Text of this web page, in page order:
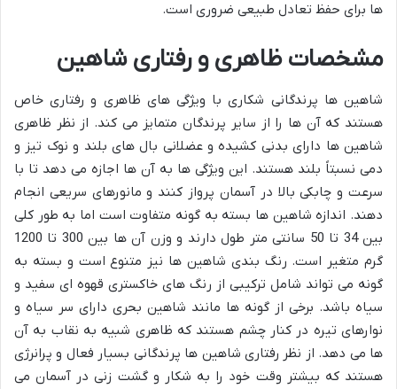
ها برای حفظ تعادل طبیعی ضروری است.
مشخصات ظاهری و رفتاری شاهین
شاهین ها پرندگانی شکاری با ویژگی های ظاهری و رفتاری خاص
هستند که آن ها را از سایر پرندگان متمایز می کند. از نظر ظاهری
شاهین ها دارای بدنی کشیده و عضلانی بال های بلند و نوک تیز و
دمی نسبتاً بلند هستند. این ویژگی ها به آن ها اجازه می دهد تا با
سرعت و چابکی بالا در آسمان پرواز کنند و مانورهای سریعی انجام
دهند. اندازه شاهین ها بسته به گونه متفاوت است اما به طور کلی
بین 34 تا 50 سانتی متر طول دارند و وزن آن ها بین 300 تا 1200
گرم متغیر است. رنگ بندی شاهین ها نیز متنوع است و بسته به
گونه می تواند شامل ترکیبی از رنگ های خاکستری قهوه ای سفید و
سیاه باشد. برخی از گونه ها مانند شاهین بحری دارای سر سیاه و
نوارهای تیره در کنار چشم هستند که ظاهری شبیه به نقاب به آن
ها می دهد. از نظر رفتاری شاهین ها پرندگانی بسیار فعال و پرانرژی
هستند که بیشتر وقت خود را به شکار و گشت زنی در آسمان می